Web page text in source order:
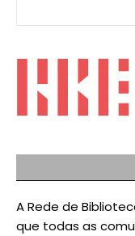
A Rede de
que todas as